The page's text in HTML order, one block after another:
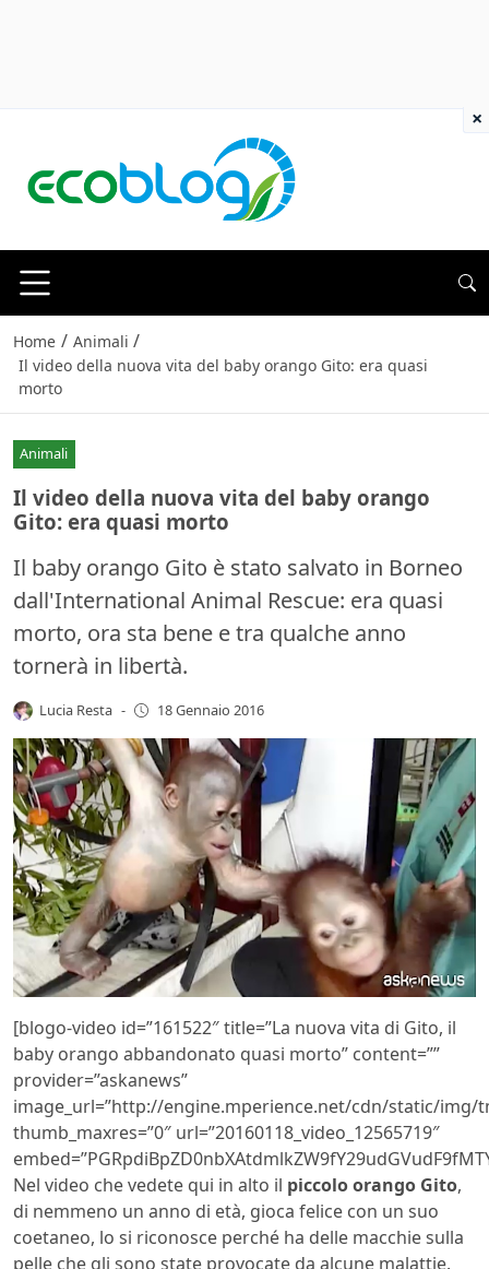
Home / Animali /
Il video della nuova vita del baby orango Gito: era quasi
morto
Animali
Il video della nuova vita del baby orango
Gito: era quasi morto
Il baby orango Gito è stato salvato in Borneo
dall'International Animal Rescue: era quasi
morto, ora sta bene e tra qualche anno
tornerà in libertà.
Lucia Resta - 18 Gennaio 2016
[blogo-video id=”161522″ title=”La nuova vita di Gito, il
baby orango abbandonato quasi morto” content=””
provider=”askanews”
image_url=”http://engine.mperience.net/cdn/static/img/
thumb_maxres=”0″ url=”20160118_video_12565719″
Nel video che vedete qui in alto il piccolo orango Gito,
di nemmeno un anno di età, gioca felice con un suo
coetaneo, lo si riconosce perché ha delle macchie sulla
pelle che gli sono state provocate da alcune malattie.
×